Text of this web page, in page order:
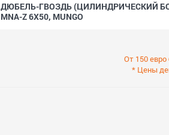
ДЮБЕЛЬ-ГВОЗДЬ (ЦИЛИНДРИЧЕСКИЙ
MNA-Z 6X50, MUNGO
От 150
* Цены